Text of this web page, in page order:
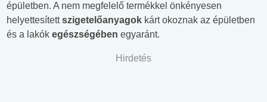
épületben. A nem megfelelő termékkel önkényesen
helyettesítettszigetelőanyagok kárt okoznak az épületben
és a lakók egészségében egyaránt.
Hirdetés